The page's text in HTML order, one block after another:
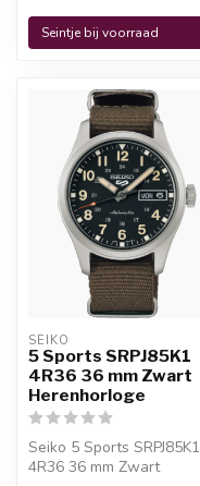
Seintje bij voorraad
SEIKO
5 Sports SRPJ85K1
4R36 36 mm Zwart
Herenhorloge
Seiko 5 Sports SRPJ85K1
4R36 36 mm Zwart